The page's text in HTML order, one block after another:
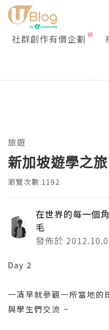
社群創作有價企劃
旅遊
新加坡遊學之
瀏覽次數:1192
在世界的每一個
毛
發佈於
Day 2
一清早就參觀一所當地
與學生們交流 ~